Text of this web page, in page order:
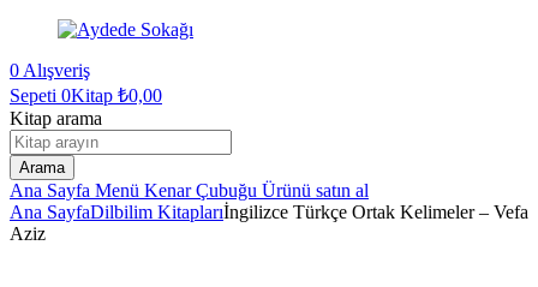
0 Alışveriş
Sepeti 0Kitap ₺0,00
Kitap arama
Arama
Ana Sayfa Menü Kenar Çubuğu Ürünü satın al
Ana SayfaDilbilim Kitaplarıİngilizce Türkçe Ortak Kelimeler – Vefa
Aziz